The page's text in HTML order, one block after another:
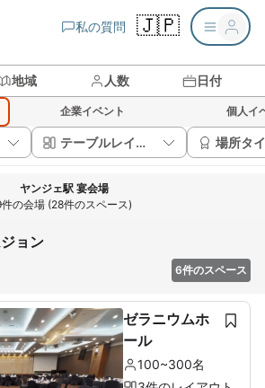
私の質問 🇯🇵
地域 人数 日付
企業イベント 個人イ
テーブルレイアウト 場所タ
ヤンジェ駅 宴会場
の会場 (28件のスペース)
ョン
6件のスペース
ゼラニウムホ
ール
100~300名